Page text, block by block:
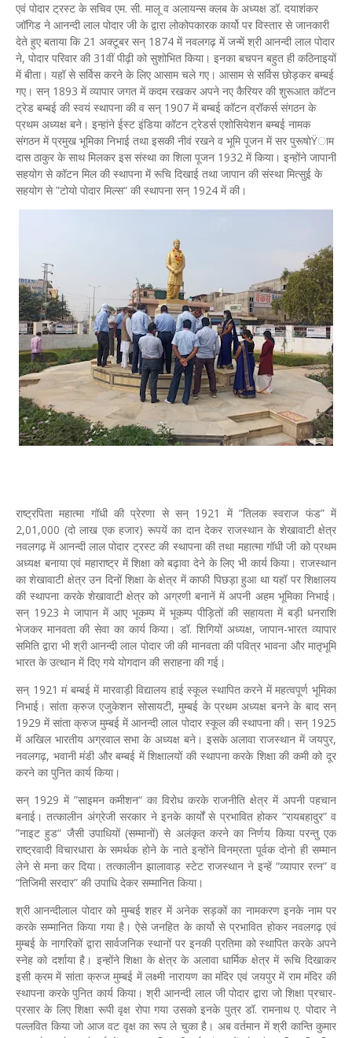
एवं पोदार ट्रस्ट के सचिव एम. सी. मालू व अलायन्स क्लब के अध्यक्ष डॉ. दयाशंकर
जॉगिड ने आनन्दी लाल पोदार जी के द्वारा लोकोपकारक कार्यो पर विस्तार से जानकारी
देते हुए बताया कि 21 अक्टूबर सन् 1874 में नवलगढ़ में जन्में श्री आनन्दी लाल पोदार
ने, पोदार परिवार की 31वीं पीढ़ी को सुशोभित किया। इनका बचपन बहुत ही कठिनाइयों
में बीता। यहॉ से सर्विस करने के लिए आसाम चले गए। आसाम से सर्विस छोड़कर बम्बई
गए। सन् 1893 में व्यापार जगत में कदम रखकर अपने नए कैरियर की शुरूआत कॉटन
ट्रेड बम्बई की स्वयं स्थापना की व सन् 1907 में बम्बई कॉटन व्रॉकर्स संगठन के
प्रथम अध्यक्ष बने। इन्हांने ईस्ट इंडिया कॉटन ट्रेडर्स एशोसियेशन बम्बई नामक
संगठन में प्रमुख भूमिका निभाई तथा इसकी नीवं रखने व भूमि पूजन में सर पुरूषोŸाम
दास ठाकुर के साथ मिलकर इस संस्था का शिला पूजन 1932 में किया। इन्होंने जापानी
सहयोग से कॉटन मिल की स्थापना में रूचि दिखाई तथा जापान की संस्था मित्सुई के
सहयोग से ”टोयो पोदार मिल्स“ की स्थापना सन् 1924 में की।
राष्ट्रपिता महात्मा गॉधी की प्रेरणा से सन् 1921 में ”तिलक स्वराज फंड” में
2,01,000 (दो लाख एक हजार) रूपयें का दान देकर राजस्थान के शेखावाटी क्षेत्र
नवलगढ़ में आनन्दी लाल पोदार ट्रस्ट की स्थापना की तथा महात्मा गॉधी जी को प्रथम
अध्यक्ष बनाया एवं महाराष्ट्र में शिक्षा को बढ़ावा देने के लिए भी कार्य किया। राजस्थान
का शेखावाटी क्षेत्र उन दिनों शिक्षा के क्षेत्र में काफी पिछड़ा हुआ था यहॉ पर शिक्षालय
की स्थापना करके शेखावाटी क्षेत्र को अग्रणी बनानें में अपनी अहम भूमिका निभाई।
सन् 1923 मे जापान में आए भूकम्प में भूकम्प पीड़ितों की सहायता में बड़ी धनराशि
भेजकर मानवता की सेवा का कार्य किया। डॉ. शिगियों अध्यक्ष, जापान-भारत व्यापार
समिति द्वारा भी श्री आनन्दी लाल पोदार जी की मानवता की पवित्र भावना और मातृभूमि
भारत के उत्थान में दिए गये योगदान की सराहना की गई।
सन् 1921 मं बम्बई में मारवाड़ी विद्यालय हाई स्कूल स्थापित करने में महत्वपूर्ण भूमिका
निभाई। सांता क्रुज एजुकेशन सोसायटी, मुम्बई के प्रथम अध्यक्ष बनने के बाद सन्
1929 में सांता क्रुज मुम्बई में आनन्दी लाल पोदार स्कूल की स्थापना की। सन् 1925
में अखिल भारतीय अग्रवाल सभा के अध्यक्ष बने। इसके अलावा राजस्थान में जयपुर,
नवलगढ़, भवानी मंडी और बम्बई में शिक्षालयों की स्थापना करके शिक्षा की कमी को दूर
करने का पुनित कार्य किया।
सन् 1929 में ”साइमन कमीशन“ का विरोध करके राजनीति क्षेत्र में अपनी पहचान
बनाई। तत्कालीन अंग्रेजी सरकार ने इनके कार्यों से प्रभावित होकर “रायबहादुर” व
”नाइट हुड“ जैसी उपाधियों (सम्मानों) से अलंकृत करने का निर्णय किया परन्तु एक
राष्ट्रवादी विचारधारा के समर्थक होने के नाते इन्होंने विनम्रता पूर्वक दोनो ही सम्मान
लेने से मना कर दिया। तत्कालीन झालावाड़ स्टेट राजस्थान ने इन्हें “व्यापार रत्न” व
“तिजिमी सरदार” की उपाधि देकर सम्मानित किया।
श्री आनन्दीलाल पोदार को मुम्बई शहर में अनेक सड़कों का नामकरण इनके नाम पर
करके सम्मानित किया गया है। ऐसे जनहित के कार्यो से प्रभावित होकर नवलगढ़ एवं
मुम्बई के नागरिकों द्वारा सार्वजनिक स्थानों पर इनकी प्रतिमा को स्थापित करके अपने
स्नेह को दर्शाया है। इन्होंने शिक्षा के क्षेत्र के अलावा धार्मिक क्षेत्र में रूचि दिखाकर
इसी क्रम में सांता क्रुज मुम्बई में लक्ष्मी नारायण का मंदिर एवं जयपुर में राम मंदिर की
स्थापना करके पुनित कार्य किया। श्री आनन्दी लाल जी पोदार द्वारा जो शिक्षा प्रचार-
प्रसार के लिए शिक्षा रूपी वृक्ष रोपा गया उसको इनके पुत्र डॉ. रामनाथ ए. पोदार ने
पल्लवित किया जो आज वट वृक्ष का रूप ले चुका है। अब वर्तमान में श्री कान्ति कुमार